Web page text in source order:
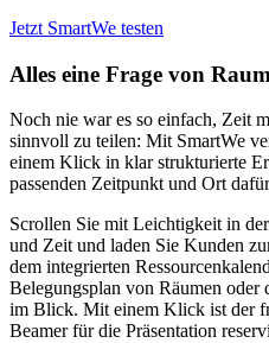
Jetzt SmartWe testen
Alles eine Frage von
Noch nie war es so einfach, Zeit
sinnvoll zu teilen: Mit SmartWe
einem Klick in klar strukturierte
passenden Zeitpunkt und Ort
Scrollen Sie mit Leichtigkeit in
und Zeit und laden Sie Kunden
dem integrierten
Belegungsplan von Räumen
im Blick. Mit einem Klick ist der
Beamer für die Präsentation